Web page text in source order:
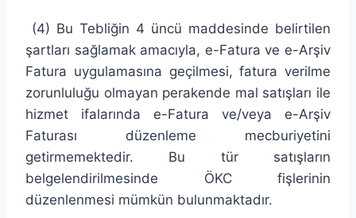
(4) Bu Tebliğin 4 üncü maddesinde belirtilen
şartları sağlamak amacıyla, e-Fatura ve e-Arşiv
Fatura uygulamasına geçilmesi, fatura verilme
zorunluluğu olmayan perakende mal satışları ile
hizmet ifalarında e-Fatura ve/veya e-Arşiv
Faturası düzenleme mecburiyetini
getirmemektedir. Bu tür satışların
belgelendirilmesinde ÖKC fişlerinin
düzenlenmesi mümkün bulunmaktadır.